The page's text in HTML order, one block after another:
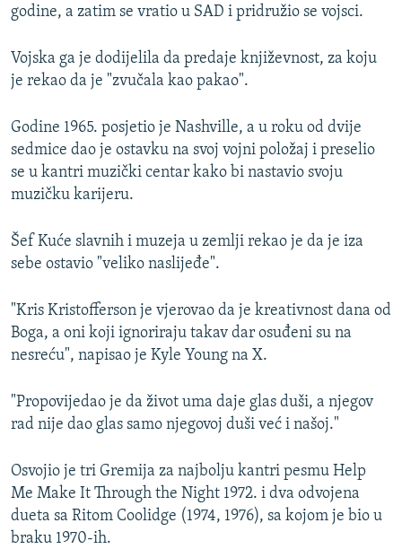
godine, a zatim se vratio u SAD i pridružio se vojsci.
Vojska ga je dodijelila da predaje književnost, za koju
je rekao da je "zvučala kao pakao".
Godine 1965. posjetio je Nashville, a u roku od dvije
sedmice dao je ostavku na svoj vojni položaj i preselio
se u kantri muzički centar kako bi nastavio svoju
muzičku karijeru.
Šef Kuće slavnih i muzeja u zemlji rekao je da je iza
sebe ostavio "veliko naslijeđe".
"Kris Kristofferson je vjerovao da je kreativnost dana od
Boga, a oni koji ignoriraju takav dar osuđeni su na
nesreću", napisao je Kyle Young na X.
"Propovijedao je da život uma daje glas duši, a njegov
rad nije dao glas samo njegovoj duši već i našoj."
Osvojio je tri Gremija za najbolju kantri pesmu Help
Me Make It Through the Night 1972. i dva odvojena
dueta sa Ritom Coolidge (1974, 1976), sa kojom je bio u
braku 1970-ih.